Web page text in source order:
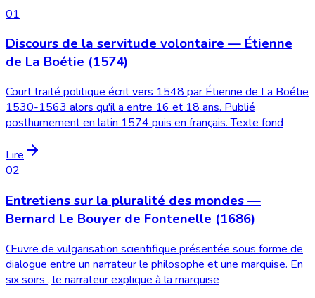
01
Discours de la servitude volontaire — Étienne
de La Boétie (1574)
Court traité politique écrit vers 1548 par Étienne de La Boétie
1530-1563 alors qu'il a entre 16 et 18 ans. Publié
posthumement en latin 1574 puis en français. Texte fond
Lire
02
Entretiens sur la pluralité des mondes —
Bernard Le Bouyer de Fontenelle (1686)
Œuvre de vulgarisation scientifique présentée sous forme de
dialogue entre un narrateur le philosophe et une marquise. En
six soirs , le narrateur explique à la marquise